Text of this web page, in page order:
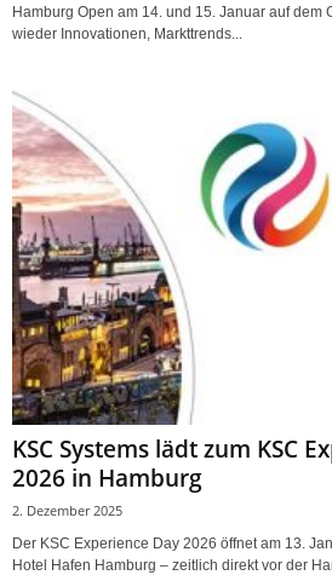
Hamburg Open am 14. und 15. Januar auf dem
wieder Innovationen, Markttrends...
KSC Systems lädt zum KSC
2026 in Hamburg
2. Dezember 2025
Der KSC Experience Day 2026 öffnet am 13.
Hotel Hafen Hamburg – zeitlich direkt vor der